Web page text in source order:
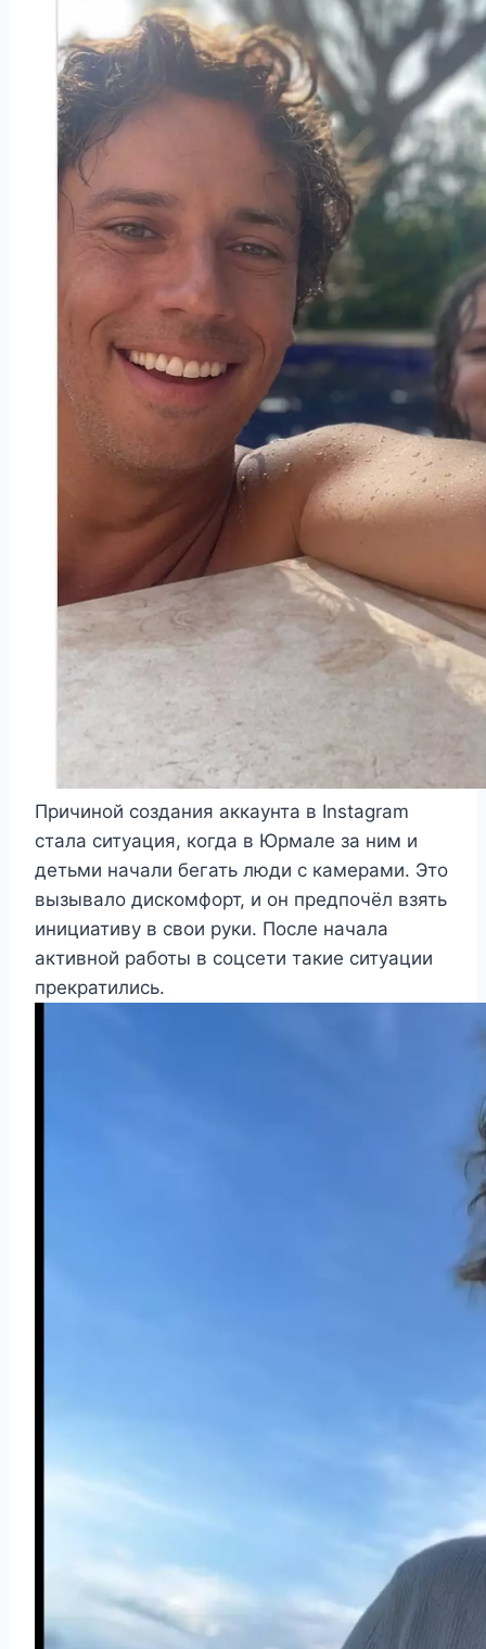
Причиной создания аккаунта в Instagram
стала ситуация, когда в Юрмале за ним и
детьми начали бегать люди с камерами. Это
вызывало дискомфорт, и он предпочёл взять
инициативу в свои руки. После начала
активной работы в соцсети такие ситуации
прекратились.